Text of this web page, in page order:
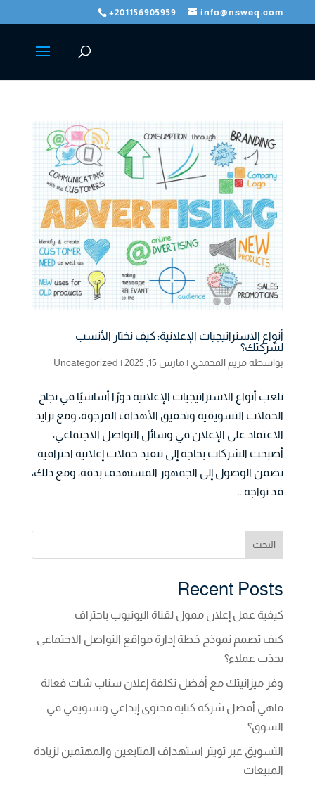
+201156905959 info@nsweq.com
أنواع الاستراتيجيات الإعلانية: كيف نختار الأنسب
لشركتك؟
بواسطةمريم المحمدي | مارس 15, 2025 |
Uncategorized
تلعب أنواع الاستراتيجيات الإعلانية دورًا أساسيًا في نجاح
الحملات التسويقية وتحقيق الأهداف المرجوة، ومع تزايد
الاعتماد على الإعلان في وسائل التواصل الاجتماعي،
أصبحت الشركات بحاجة إلى تنفيذ حملات إعلانية احترافية
تضمن الوصول إلى الجمهور المستهدف بدقة، ومع ذلك،
قد تواجه...
البحث
Recent Posts
كيفية عمل إعلان ممول لقناة اليوتيوب باحتراف
كيف تصمم نموذج خطة إدارة مواقع التواصل الاجتماعي
يجذب عملاء؟
وفر ميزانيتك مع أفضل تكلفة إعلان سناب شات فعالة
ماهي أفضل شركة كتابة محتوى إبداعي وتسويقي في
السوق؟
التسويق عبر تويتر استهداف المتابعين والمهتمين لزيادة
المبيعات